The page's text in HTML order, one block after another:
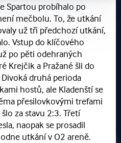
Spartou probíhalo po
mečbolu. To, že utkání
už tři předchozí utkání,
Vstup do klíčového
po pěti odehraných
Krejčik a Pražané šli do
druhá perioda
hostů, ale Kladenští se
přesilovkovými trefami
za stavu 2:3. Třetí
naopak se prosadil
utkání v O2 areně.